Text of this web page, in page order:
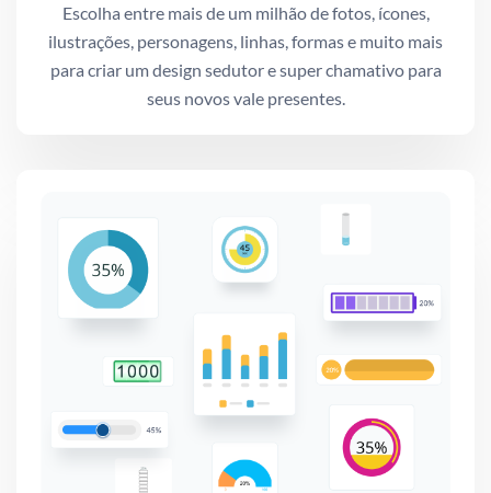
Escolha entre mais de um milhão de fotos, ícones,
ilustrações, personagens, linhas, formas e muito mais
para criar um design sedutor e super chamativo para
seus novos vale presentes.